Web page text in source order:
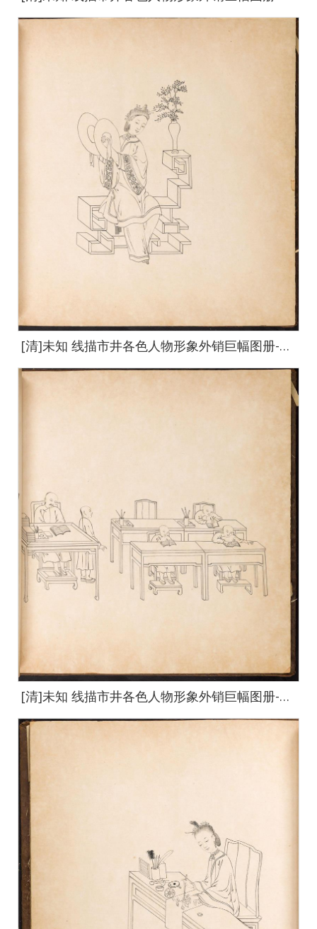
[清]未知 线描市井各色人物形象外销巨幅图册-6-default-14 64x67cm
[清]未知 线描市井各色人物形象外销巨幅图册-6-default-15 64x67cm